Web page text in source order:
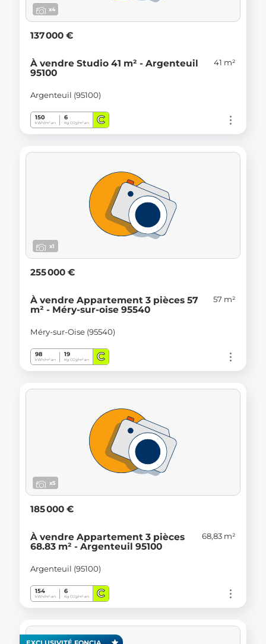
x4
137 000 €
À vendre Studio 41 m² - Argenteuil
95100
41 m²
Argenteuil (95100)
150
kWh/m².an
6
Kg CO2/m².an C
x1
255 000 €
À vendre Appartement 3 pièces 57
m² - Méry-sur-oise 95540
57 m²
Méry-sur-Oise (95540)
98
kWh/m².an
19
Kg CO2/m².an C
x5
185 000 €
À vendre Appartement 3 pièces
68.83 m² - Argenteuil 95100
68,83 m²
Argenteuil (95100)
154
kWh/m².an
6
Kg CO2/m².an C